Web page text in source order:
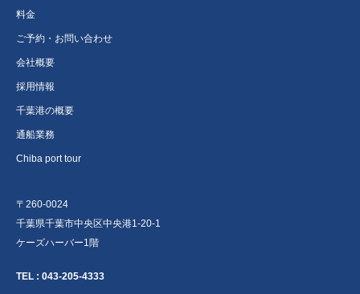
料金
ご予約・お問い合わせ
会社概要
採用情報
千葉港の概要
通船業務
Chiba port tour
〒260-0024
千葉県千葉市中央区中央港1-20-1
ケーズハーバー1階
TEL : 043-205-4333